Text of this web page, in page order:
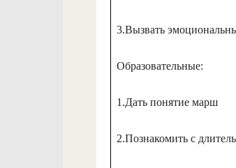
3.Вызвать
Образовательные:
1.Дать понятие марш
2.Познакомить с